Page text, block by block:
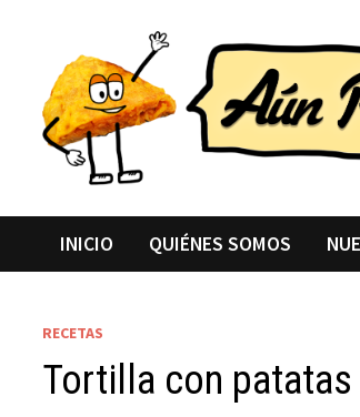
contenido
INICIO QUIÉNES SOMOS
RECETAS
Tortilla con